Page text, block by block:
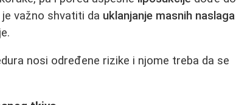
važno shvatiti da uklanjanje masnih naslaga
nosi određene rizike i njome treba da se